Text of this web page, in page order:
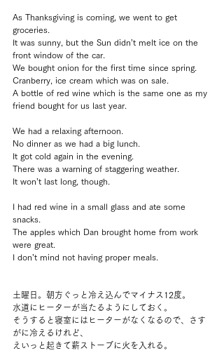
As Thanksgiving is coming, we went to get
groceries.
It was sunny, but the Sun didn’t melt ice on the
front window of the car.
We bought onion for the first time since spring.
Cranberry, ice cream which was on sale.
A bottle of red wine which is the same one as my
friend bought for us last year.
We had a relaxing afternoon.
No dinner as we had a big lunch.
It got cold again in the evening.
There was a warning of staggering weather.
It won’t last long, though.
I had red wine in a small glass and ate some
snacks.
The apples which Dan brought home from work
were great.
I don’t mind not having proper meals.
土曜日。朝方ぐっと冷え込んでマイナス12度。
水道にヒーターが当たるようにしておく。
そうすると寝室にはヒーターがなくなるので、さす
がに冷えるけれど、
えいっと起きて薪ストーブに火を入れる。